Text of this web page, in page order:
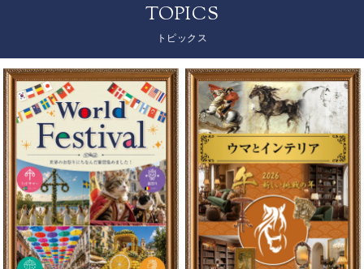
TOPICS
トピックス